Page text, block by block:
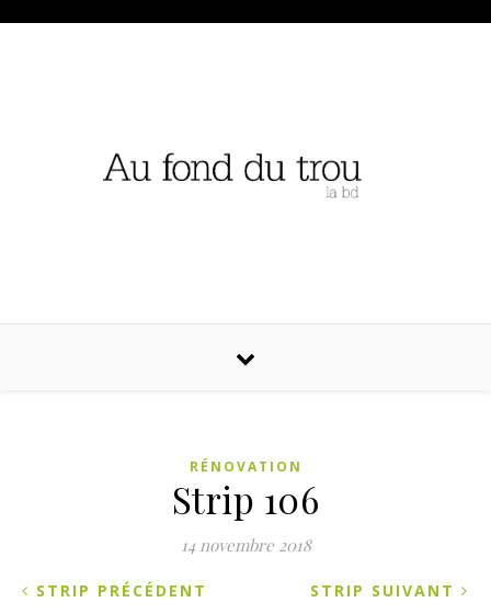
RÉNOVATION
Strip 106
14 novembre 2018
STRIP SUIVANT
STRIP PRÉCÉDENT